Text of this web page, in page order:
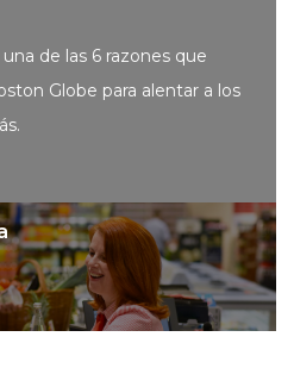
de las 6 razones que
Globe para alentar a los